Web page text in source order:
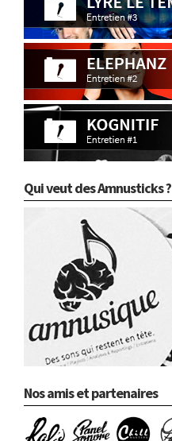
Qui veut des Amnusticks ?
Nos amis et partenaires